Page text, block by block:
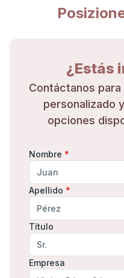
¿Estás
Contáctanos
personalizado
opciones
Nombre *
Apellido *
Título
Empresa